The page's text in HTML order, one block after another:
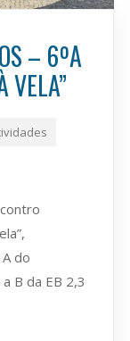
– 6ºA
VELA”
do
B da EB 2,3